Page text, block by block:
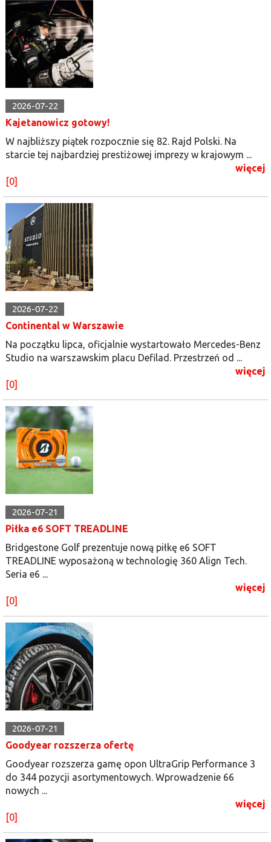
2026-07-22
Kajetanowicz gotowy!
W najbliższy piątek rozpocznie się 82. Rajd Polski. Na
starcie tej najbardziej prestiżowej imprezy w krajowym ...
więcej
[0]
2026-07-22
Continental w Warszawie
Na początku lipca, oficjalnie wystartowało Mercedes-Benz
Studio na warszawskim placu Defilad. Przestrzeń od ...
więcej
[0]
2026-07-21
Piłka e6 SOFT TREADLINE
Bridgestone Golf prezentuje nową piłkę e6 SOFT
TREADLINE wyposażoną w technologię 360 Align Tech.
Seria e6 ...
więcej
[0]
2026-07-21
Goodyear rozszerza ofertę
Goodyear rozszerza gamę opon UltraGrip Performance 3
do 344 pozycji asortymentowych. Wprowadzenie 66
nowych ...
więcej
[0]